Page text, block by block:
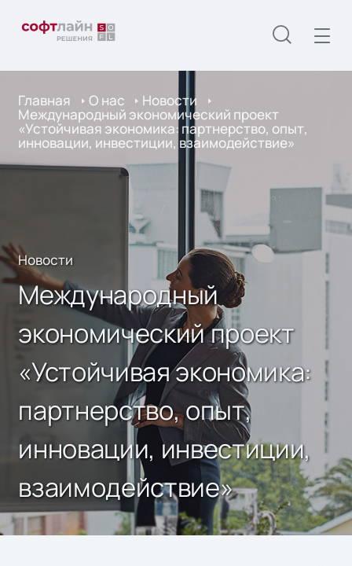
Главная О нас Новости
Международный экономический проект
«Устойчивая экономика: партнерство, опыт,
инновации, инвестиции, взаимодействие»
Новости
Международный
экономический проект
«Устойчивая экономика:
партнерство, опыт,
инновации, инвестиции,
взаимодействие»